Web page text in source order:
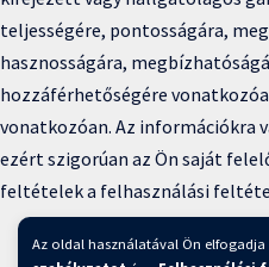
Az oldal használatával Ön elfogadja
teljességére, pontosságára,
hasznosságára,
hozzáférhetőségére
vonatkozóan. Az információkra
ezért szigorúan az Ön saját
feltételek a felhasználási
Copyright ©